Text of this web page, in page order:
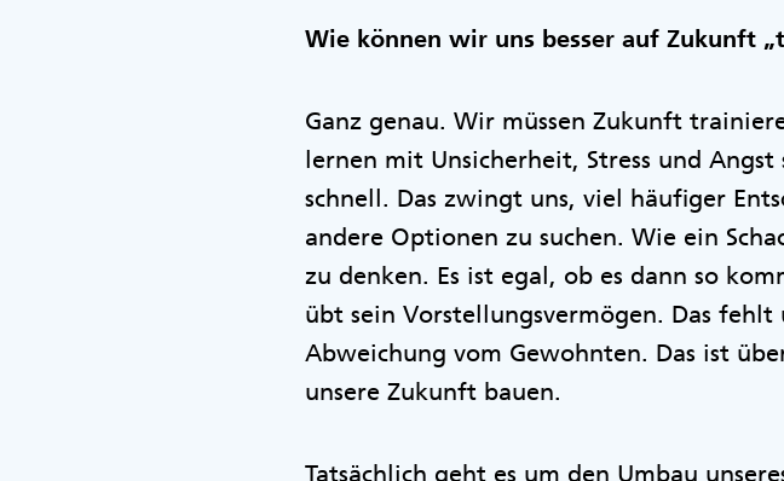
Wie können wir uns besser auf Zukunft
Ganz genau. Wir müssen Zukunft
lernen mit Unsicherheit, Stress und
schnell. Das zwingt uns, viel häufiger
andere Optionen zu suchen. Wie ein
zu denken. Es ist egal, ob es dann so
übt sein Vorstellungsvermögen. Das
Abweichung vom Gewohnten. Das ist
unsere Zukunft bauen.
Tatsächlich geht es um den Umbau